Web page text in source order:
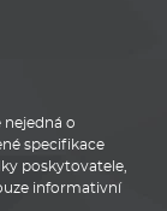
nejedná o
specifikace
poskytovatele,
informativní